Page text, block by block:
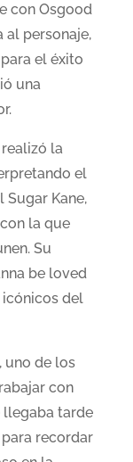
con Osgood
al personaje,
el éxito
una
la
el
Sugar Kane,
la que
Su
be loved
del
uno de los
con
llegaba tarde
recordar